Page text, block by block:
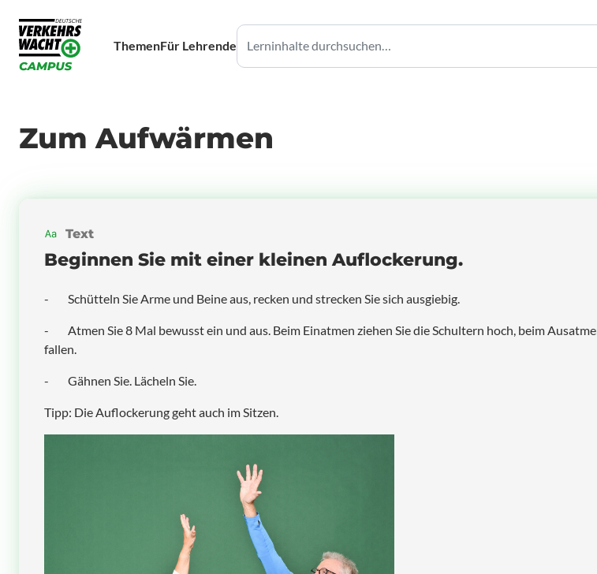
ThemenFür Lehrende
Zum Aufwärmen
Text
Beginnen Sie mit einer kleinen Auflockerung.
- Schütteln Sie Arme und Beine aus, recken und strecken Sie sich ausgiebig.
- Atmen Sie 8 Mal bewusst ein und aus. Beim Einatmen ziehen Sie die Schultern hoch, beim
fallen.
- Gähnen Sie. Lächeln Sie.
Tipp: Die Auflockerung geht auch im Sitzen.